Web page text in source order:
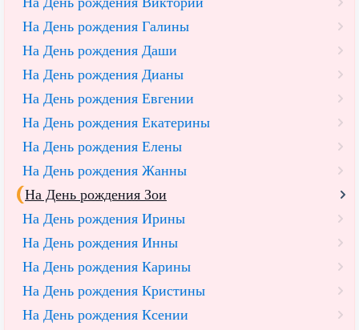
На День рождения Галины
На День рождения Даши
На День рождения Дианы
На День рождения Евгении
На День рождения Екатерины
На День рождения Елены
На День рождения Жанны
На День рождения Зои
На День рождения Ирины
На День рождения Инны
На День рождения Карины
На День рождения Кристины
На День рождения Ксении